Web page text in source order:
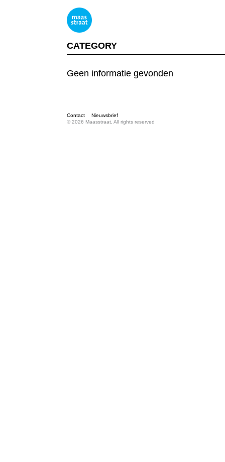
CATEGORY
Geen informatie gevonden
Contact
Nieuwsbrief
© 2026 Maasstraat, All rights reserved